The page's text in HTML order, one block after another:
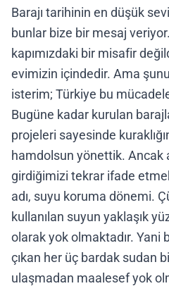
Barajı tarihinin en düşük
bunlar bize bir mesaj
kapımızdaki bir misafir
evimizin içindedir. Ama
isterim; Türkiye bu
Bugüne kadar kurulan
projeleri sayesinde
hamdolsun yönettik. Ancak
girdiğimizi tekrar ifade
adı, suyu koruma dönemi.
kullanılan suyun yaklaşık
olarak yok olmaktadır. Yani
çıkan her üç bardak sudan
ulaşmadan maalesef yok